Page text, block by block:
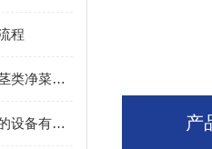
程
叶菜类净菜加工和根茎类净菜加工这个两种模式的区别是什么？
净菜加工设备中包含的设备有哪些 产